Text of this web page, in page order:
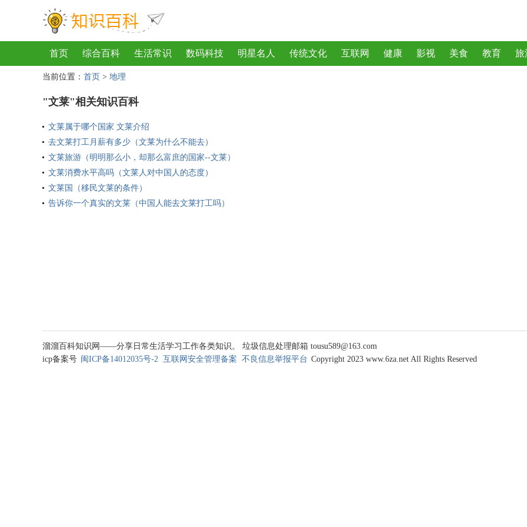
首页 综合百科 生活常识 数码科技 明星名人 传统文化 互联网 健康 影视 美食 教育 旅
地理 房产 金融
当前位置： 首页 > 地理
"文莱"相关知识百科
文莱属于哪个国家 文莱介绍
去文莱打工月薪有多少（文莱为什么不能去）
文莱旅游（明明那么小，却那么富庶的国家--文莱）
文莱消费水平高吗（文莱人对中国人的态度）
文莱国（移民文莱的条件）
告诉你一个真实的文莱（中国人能去文莱打工吗）
溜溜百科知识网——分享日常生活学习工作各类知识。 垃圾信息处理邮箱 tousu589@163.com
icp备案号 闽ICP备14012035号-2 互联网安全管理备案 不良信息举报平台 Copyright 2023 www.6za.net All Rights Reserved